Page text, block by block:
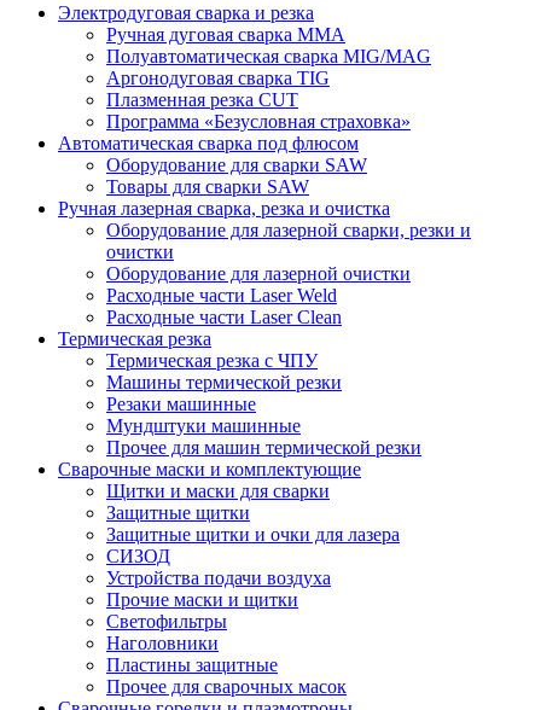
Электродуговая сварка и резка
Ручная дуговая сварка MMA
Полуавтоматическая сварка MIG/MAG
Аргонодуговая сварка TIG
Плазменная резка CUT
Программа «Безусловная страховка»
Автоматическая сварка под флюсом
Оборудование для сварки SAW
Товары для сварки SAW
Ручная лазерная сварка, резка и очистка
Оборудование для лазерной сварки, резки и
очистки
Оборудование для лазерной очистки
Расходные части Laser Weld
Расходные части Laser Clean
Термическая резка
Термическая резка с ЧПУ
Машины термической резки
Резаки машинные
Мундштуки машинные
Прочее для машин термической резки
Сварочные маски и комплектующие
Щитки и маски для сварки
Защитные щитки
Защитные щитки и очки для лазера
СИЗОД
Устройства подачи воздуха
Прочие маски и щитки
Светофильтры
Наголовники
Пластины защитные
Прочее для сварочных масок